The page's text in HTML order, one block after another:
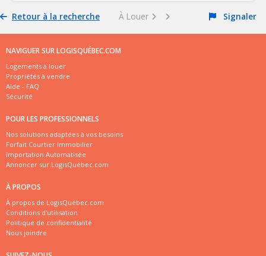
Retour à la recherche À Louer Signaler
NAVIGUER SUR LOGISQUÉBEC.COM
Logements à louer
Propriétés à vendre
Aide - FAQ
Sécurité
POUR LES PROFESSIONNELS
Nos solutions adaptées à vos besoins
Forfait Courtier Immobilier
Importation Automatisée
Annoncer sur LogisQuébec.com
À PROPOS
À propos de LogisQuébec.com
Conditions d'utilisation
Politique de confidentialité
Nous joindre